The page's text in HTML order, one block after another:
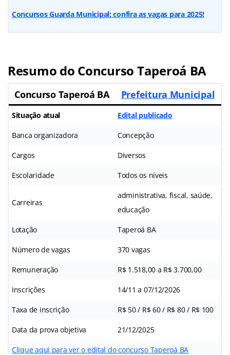
Concursos Guarda Municipal: confira as vagas para 2025!
Resumo do Concurso Taperoá BA
Concurso Taperoá BA Prefeitura Municipal
Situação atual Edital publicado
Banca organizadora Concepção
Cargos Diversos
Escolaridade Todos os níveis
Carreiras
administrativa, fiscal, saúde,
educação
Lotação Taperoá BA
Número de vagas 370 vagas
Remuneração R$ 1.518,00 a R$ 3.700,00
Inscrições 14/11 a 07/12/2026
Taxa de inscrição R$ 50 / R$ 60 / R$ 80 / R$ 100
Data da prova objetiva 21/12/2025
Clique aqui para ver o edital do concurso Taperoá BA